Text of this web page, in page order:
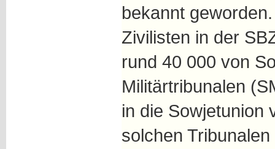
bekannt
Zivilisten in der
rund 40 000 von
Militärtribunalen
in die Sowjetunion
solchen